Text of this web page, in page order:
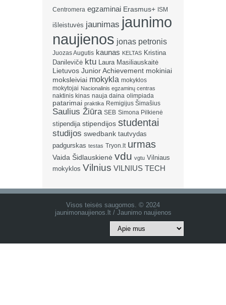
Centromera egzaminai Erasmus+ ISM
išleistuvės jaunimas jaunimo
naujienos jonas petronis
Juozas Augutis kaunas KELTAS Kristina
Danilevičė ktu Laura Masiliauskaitė
Lietuvos Junior Achievement mokiniai
moksleiviai mokykla mokyklos
mokytojai Nacionalinis egzaminų centras
naktinis kinas nauja daina olimpiada
patarimai praktika Remigijus Šimašius
Saulius Žiūra SEB Simona Pilkienė
stipendija stipendijos studentai
studijos swedbank tautvydas
padgurskas testas Tryon.lt urmas
Vaida Šidlauskienė vdu vgtu Vilniaus
mokyklos Vilnius VILNIUS TECH
Visos teisės saugomos. © 2024
jaunimonaujienos.lt / Jaunimo naujienos